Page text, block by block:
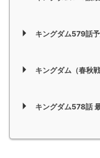
キングダム579話
キングダム（春秋
キングダム578話